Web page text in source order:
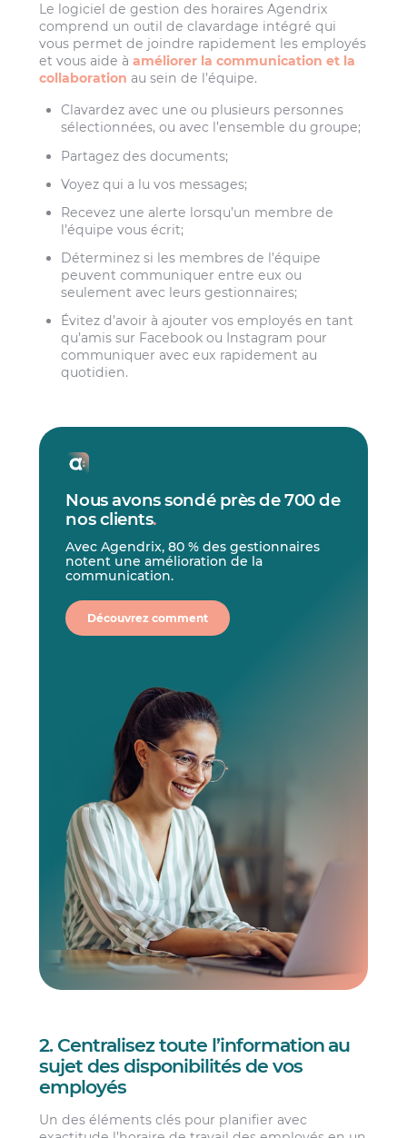
Le logiciel de gestion des horaires Agendrix
comprend un outil de clavardage intégré qui
vous permet de joindre rapidement les employés
et vous aide àaméliorer la communication et la
collaboration au sein de l’équipe.
Clavardez avec une ou plusieurs personnes
sélectionnées, ou avec l’ensemble du groupe;
Partagez des documents;
Voyez qui a lu vos messages;
Recevez une alerte lorsqu’un membre de
l’équipe vous écrit;
Déterminez si les membres de l’équipe
peuvent communiquer entre eux ou
seulement avec leurs gestionnaires;
Évitez d’avoir à ajouter vos employés en tant
qu’amis sur Facebook ou Instagram pour
communiquer avec eux rapidement au
quotidien.
Nous avons sondé près de 700 de
nos clients.
Avec Agendrix, 80 % des gestionnaires
notent une amélioration de la
communication.
Découvrez comment
2. Centralisez toute l’information au
sujet des disponibilités de vos
employés
Un des éléments clés pour planifier avec